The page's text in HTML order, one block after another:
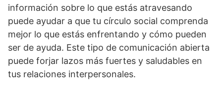
información sobre lo que estás atravesando
puede ayudar a que tu cí­rculo social comprenda
mejor lo que estás enfrentando y cómo pueden
ser de ayuda. Este tipo de comunicación abierta
puede forjar lazos más fuertes y saludables en
tus relaciones interpersonales.